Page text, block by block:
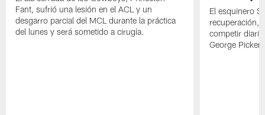
Fant, sufrió una lesión en el ACL y un
desgarro parcial del MCL durante la práctica
del lunes y será sometido a cirugía.
El esquinero
recuperación,
competir
George